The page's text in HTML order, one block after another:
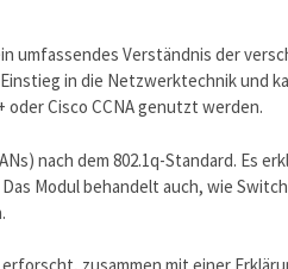
umfassendes Verständnis der
in die Netzwerktechnik und
Cisco CCNA genutzt werden.
nach dem 802.1q-Standard. Es
Modul behandelt auch, wie